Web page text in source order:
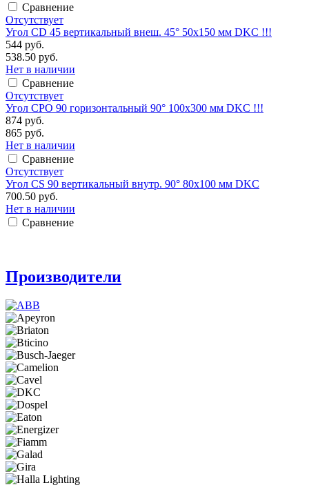
Сравнение
Отсутствует
Угол CD 45 вертикальный внеш. 45° 50х150 мм DKC !!!
544 руб.
538.50 руб.
Нет в наличии
Сравнение
Отсутствует
Угол CPO 90 горизонтальный 90° 100х300 мм DKC !!!
874 руб.
865 руб.
Нет в наличии
Сравнение
Отсутствует
Угол CS 90 вертикальный внутр. 90° 80х100 мм DKC
700.50 руб.
Нет в наличии
Сравнение
Производители